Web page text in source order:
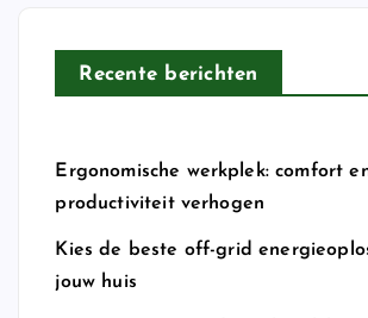
Recente berichten
Ergonomische werkplek: comfort
productiviteit verhogen
Kies de beste off-grid
jouw huis